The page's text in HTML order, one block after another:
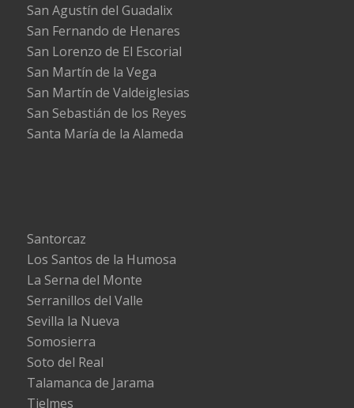
San Agustín del Guadalix
San Fernando de Henares
San Lorenzo de El Escorial
San Martín de la Vega
San Martín de Valdeiglesias
San Sebastián de los Reyes
Santa María de la Alameda
Santorcaz
Los Santos de la Humosa
La Serna del Monte
Serranillos del Valle
Sevilla la Nueva
Somosierra
Soto del Real
Talamanca de Jarama
Tielmes